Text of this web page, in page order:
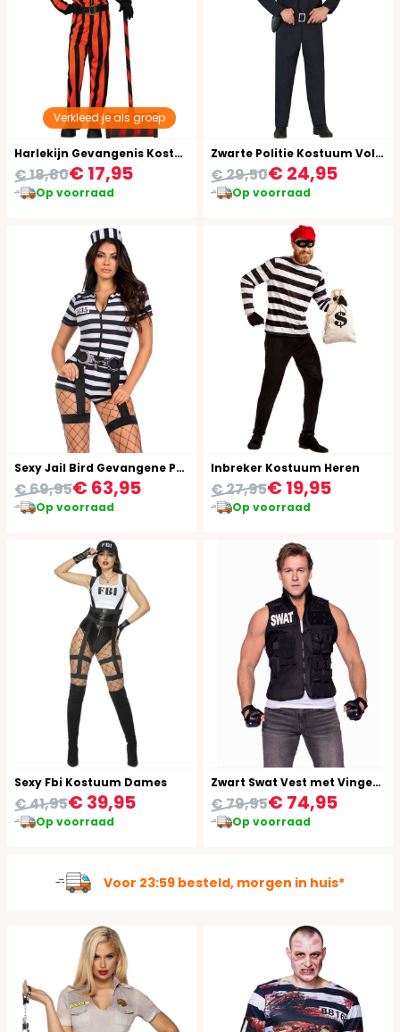
Verkleed je als groep
Harlekijn Gevangenis Kostuum Kind Rood Zwart
€ 17,95
€ 18,80
Op voorraad
Zwarte Politie Kostuum Volwassenen
€ 24,95
€ 29,50
Op voorraad
Sexy Jail Bird Gevangene Pakjes Dames
€ 63,95
€ 69,95
Op voorraad
Inbreker Kostuum Heren
€ 19,95
€ 27,95
Op voorraad
Sexy Fbi Kostuum Dames
€ 39,95
€ 41,95
Op voorraad
Zwart Swat Vest met Vingerloze Handschoenen
€ 74,95
€ 79,95
Op voorraad
Ruim 100.000 kostuums op voorraad